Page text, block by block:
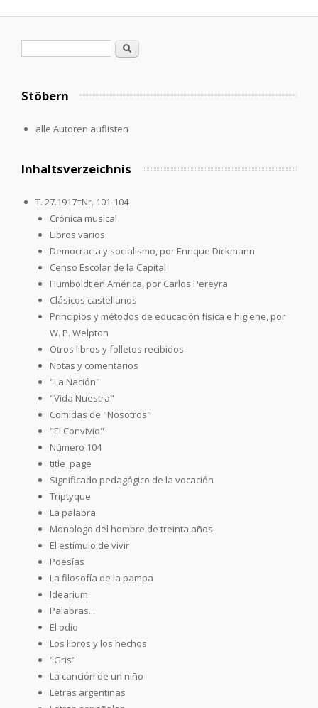
Search
Stöbern
alle Autoren auflisten
Inhaltsverzeichnis
T. 27.1917=Nr. 101-104
Crónica musical
Libros varios
Democracia y socialismo, por Enrique Dickmann
Censo Escolar de la Capital
Humboldt en América, por Carlos Pereyra
Clásicos castellanos
Principios y métodos de educación física e higiene, por
W. P. Welpton
Otros libros y folletos recibidos
Notas y comentarios
"La Nación"
"Vida Nuestra"
Comidas de "Nosotros"
"El Convivio"
Número 104
title_page
Significado pedagógico de la vocación
Triptyque
La palabra
Monologo del hombre de treinta años
El estímulo de vivir
Poesías
La filosofía de la pampa
Idearium
Palabras...
El odio
Los libros y los hechos
"Gris"
La canción de un niño
Letras argentinas